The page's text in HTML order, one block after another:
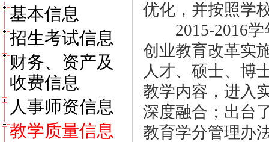
基本信息
招生考试信息
财务、资产及
收费信息
人事师资信息
教学质量信息
优化，并按照学
2015-2016学
创业教育改革实
人才、硕士、博
教学内容，进入
深度融合；出台
教育学分管理办